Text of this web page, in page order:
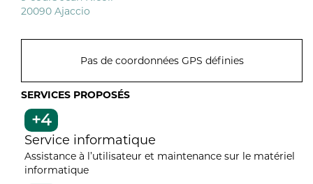
20090 Ajaccio
Pas de coordonnées GPS définies
SERVICES PROPOSÉS
+4
Service informatique
Assistance à l’utilisateur et maintenance sur le matériel
informatique